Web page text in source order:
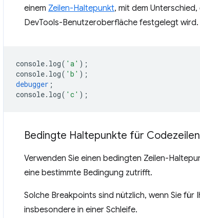
einem Zeilen-Haltepunkt, mit dem
DevTools-Benutzeroberfläche festgelegt wird.
console. log( 'a' );
console. log( 'b' );
debugger ;
console. log( 'c' );
Bedingte Haltepunkte für Codezeilen
Verwenden Sie einen bedingten Zeilen-
eine bestimmte Bedingung zutrifft.
Solche Breakpoints sind nützlich, wenn Sie
insbesondere in einer Schleife.